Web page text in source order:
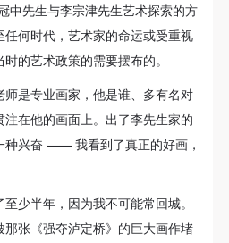
中先生与李宗津先生艺术探索的方
何时代，艺术家的命运或受重视
的艺术政策的需要摆布的。
是专业画家，他是谁、多有名对
在他的画面上。出了李先生家的
种兴奋 —— 我看到了真正的好画，
少半年，因为我不可能常回城。
张《强夺泸定桥》的巨大画作堵